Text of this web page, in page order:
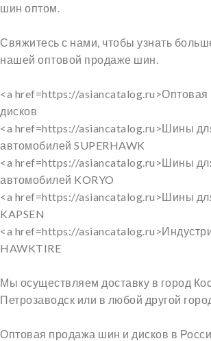
шин оптом.
Свяжитесь с нами, чтобы узнать
нашей оптовой продаже шин.
<a href=https://
дисков
<a href=https://asiancatalog.ru>Шины
автомобилей SUPERHAWK
<a href=https://asiancatalog.ru>Шины
автомобилей KORYO
<a href=https://asiancatalog.ru>Шины
KAPSEN
<a href=https://
HAWKTIRE
Мы осуществляем доставку в город
Петрозаводск или в любой другой
Оптовая продажа шин и дисков в